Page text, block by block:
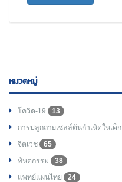
หมวดหมู่
โควิด-19
13
การปลูกถ่ายเซลล์ต้นกำเนิดในเด็ก
จิตเวช
65
ทันตกรรม
38
แพทย์แผนไทย
24